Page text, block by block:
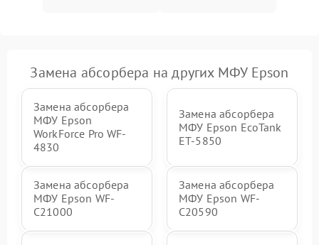
Замена абсорбера на других МФУ Epson
Замена абсорбера
МФУ Epson
WorkForce Pro WF-
4830
Замена абсорбера
МФУ Epson EcoTank
ET-5850
Замена абсорбера
МФУ Epson WF-
C21000
Замена абсорбера
МФУ Epson WF-
C20590